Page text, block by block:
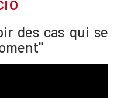
des cas qui se